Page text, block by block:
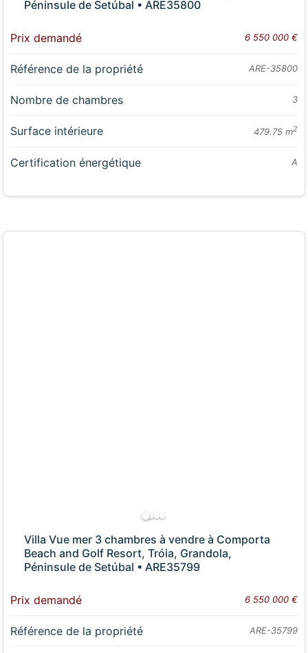
Péninsule de Setúbal • ARE35800
Prix demandé 6 550 000 €
Référence de la propriété ARE-35800
Nombre de chambres 3
Surface intérieure 479.75 m2
Certification énergétique A
Villa Vue mer 3 chambres à vendre à Comporta
Beach and Golf Resort, Tróia, Grandola,
Péninsule de Setúbal • ARE35799
Prix demandé 6 550 000 €
Référence de la propriété ARE-35799